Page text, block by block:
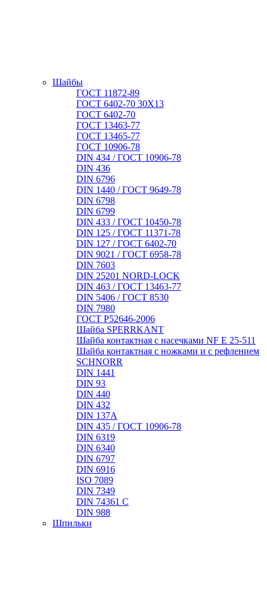
Шайбы
ГОСТ 11872-89
ГОСТ 6402-70 30Х13
ГОСТ 6402-70
ГОСТ 13463-77
ГОСТ 13465-77
ГОСТ 10906-78
DIN 434 / ГОСТ 10906-78
DIN 436
DIN 6796
DIN 1440 / ГОСТ 9649-78
DIN 6798
DIN 6799
DIN 433 / ГОСТ 10450-78
DIN 125 / ГОСТ 11371-78
DIN 127 / ГОСТ 6402-70
DIN 9021 / ГОСТ 6958-78
DIN 7603
DIN 25201 NORD-LOCK
DIN 463 / ГОСТ 13463-77
DIN 5406 / ГОСТ 8530
DIN 7980
ГОСТ Р52646-2006
Шайба SPERRKANT
Шайба контактная с насечками NF E 25-511
Шайба контактная с ножками и с рефлением
SCHNORR
DIN 1441
DIN 93
DIN 440
DIN 432
DIN 137A
DIN 435 / ГОСТ 10906-78
DIN 6319
DIN 6340
DIN 6797
DIN 6916
ISO 7089
DIN 7349
DIN 74361 C
DIN 988
Шпильки